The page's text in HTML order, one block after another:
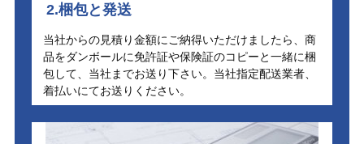
2.梱包と発送
当社からの見積り金額にご納得いただけましたら、商
品をダンボールに免許証や保険証のコピーと一緒に梱
包して、当社までお送り下さい。当社指定配送業者、
着払いにてお送りください。